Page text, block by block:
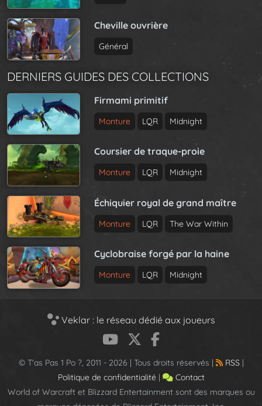
Cheville ouvrière
Général
DERNIERS GUIDES DES COLLECTIONS
Firmami primitif
Monture LQR Midnight
Coursier de traque-proie
Monture LQR Midnight
Échiquier royal de grand maître
Monture LQR The War Within
Cyclobraise forgé par la haine
Monture LQR Midnight
Veklar : le réseau dédié aux joueurs
© T'as Pas 1 Po ?, 2011 - 2026 | Tous droits réservés | RSS|
Politique de confidentialité|
Contact
World of Warcraft et Blizzard Entertainment sont des marques ou